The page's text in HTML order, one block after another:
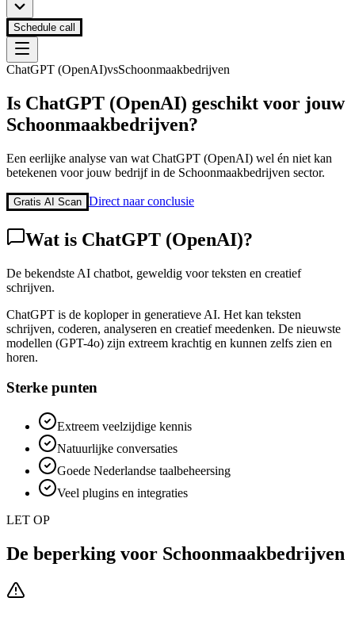
Schedule call
ChatGPT (OpenAI)vsSchoonmaakbedrijven
Is ChatGPT (OpenAI) geschikt voor jouw
Schoonmaakbedrijven?
Een eerlijke analyse van wat ChatGPT (OpenAI) wel én niet kan
betekenen voor jouw bedrijf in de Schoonmaakbedrijven sector.
Gratis AI Scan Direct naar conclusie
Wat is ChatGPT (OpenAI)?
De bekendste AI chatbot, geweldig voor teksten en creatief
schrijven.
ChatGPT is de koploper in generatieve AI. Het kan teksten
schrijven, coderen, analyseren en creatief meedenken. De nieuwste
modellen (GPT-4o) zijn extreem krachtig en kunnen zelfs zien en
horen.
Sterke punten
Extreem veelzijdige kennis
Natuurlijke conversaties
Goede Nederlandse taalbeheersing
Veel plugins en integraties
LET OP
De beperking voor Schoonmaakbedrijven